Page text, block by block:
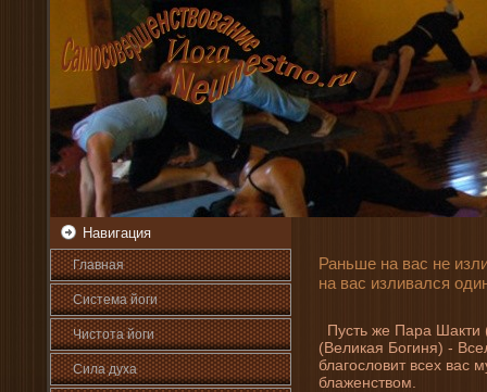
Навигация
Главная
Система йоги
Чистота йоги
Сила духа
Раньше на вас не
на вас изливался
Пусть же Пара
(Великая Богиня) -
благοсловит всех вас
блаженствοм.